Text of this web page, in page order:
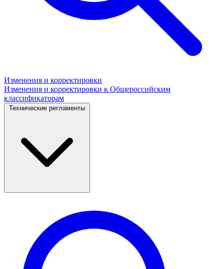
Изменения и корректировки
Изменения и корректировки к Общероссийским
классификаторам
Технические регламенты